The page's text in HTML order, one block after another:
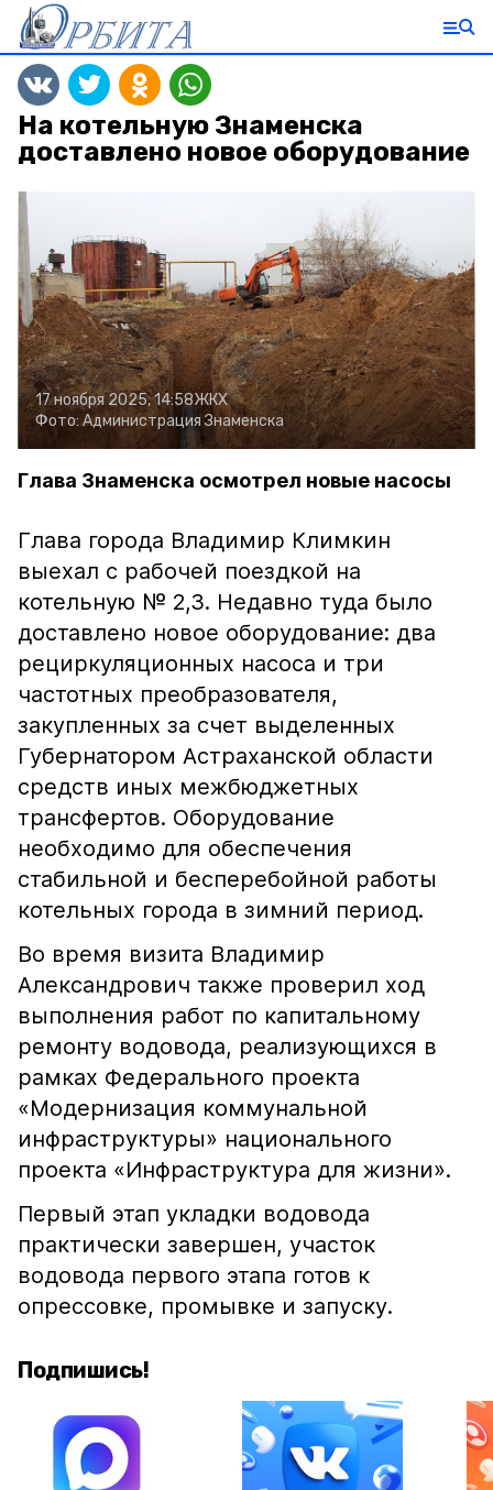
На котельную Знаменска
доставлено новое оборудование
17 ноября 2025, 14:58ЖКХ
Фото:Администрация Знаменска
Глава Знаменска осмотрел новые насосы
Глава города Владимир Климкин
выехал с рабочей поездкой на
котельную № 2,3. Недавно туда было
доставлено новое оборудование: два
рециркуляционных насоса и три
частотных преобразователя,
закупленных за счет выделенных
Губернатором Астраханской области
средств иных межбюджетных
трансфертов. Оборудование
необходимо для обеспечения
стабильной и бесперебойной работы
котельных города в зимний период.
Во время визита Владимир
Александрович также проверил ход
выполнения работ по капитальному
ремонту водовода, реализующихся в
рамках Федерального проекта
«Модернизация коммунальной
инфраструктуры» национального
проекта «Инфраструктура для жизни».
Первый этап укладки водовода
практически завершен, участок
водовода первого этапа готов к
опрессовке, промывке и запуску.
Подпишись!